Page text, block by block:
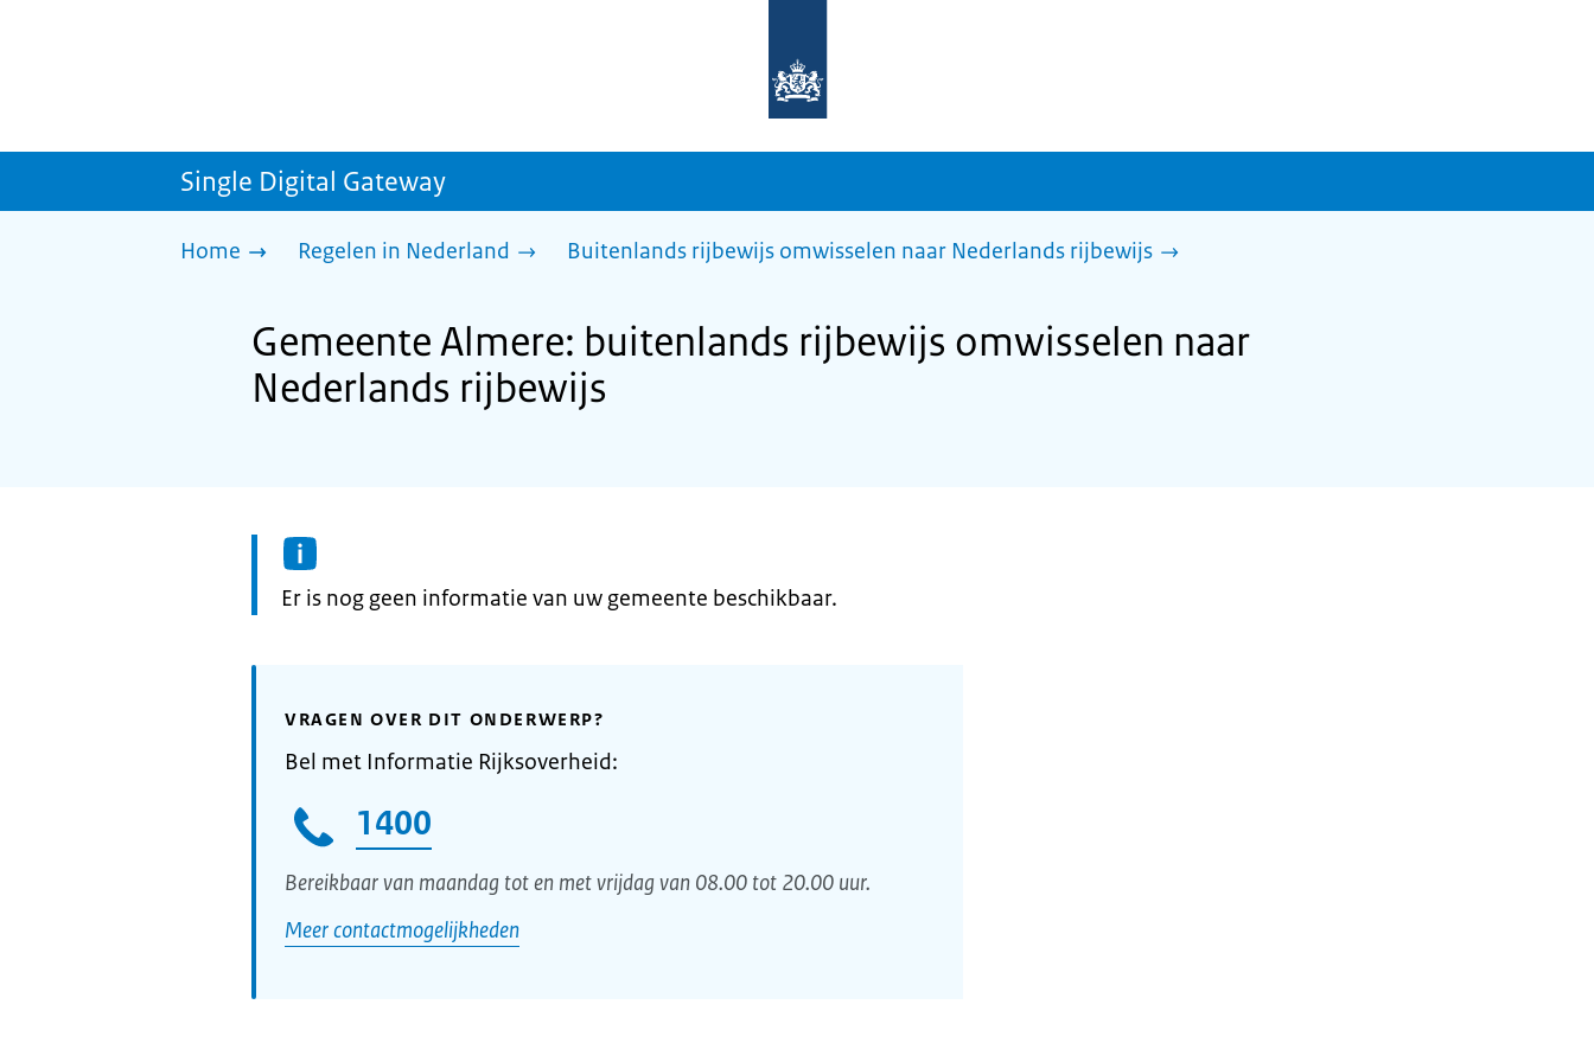
homepage
sdg.rijksoverheid.nl
Single Digital Gateway
Home Regelen in Nederland Buitenlands rijbewijs omwisselen naar Nederlands rijbewijs
Gemeente Almere: buitenlands rijbewijs omwisselen naar
Nederlands rijbewijs
Informatie:
Er is nog geen informatie van uw gemeente beschikbaar.
VRAGEN OVER DIT ONDERWERP?
Bel met Informatie Rijksoverheid:
1400
Bereikbaar van maandag tot en met vrijdag van 08.00 tot 20.00 uur.
Meer contactmogelijkheden